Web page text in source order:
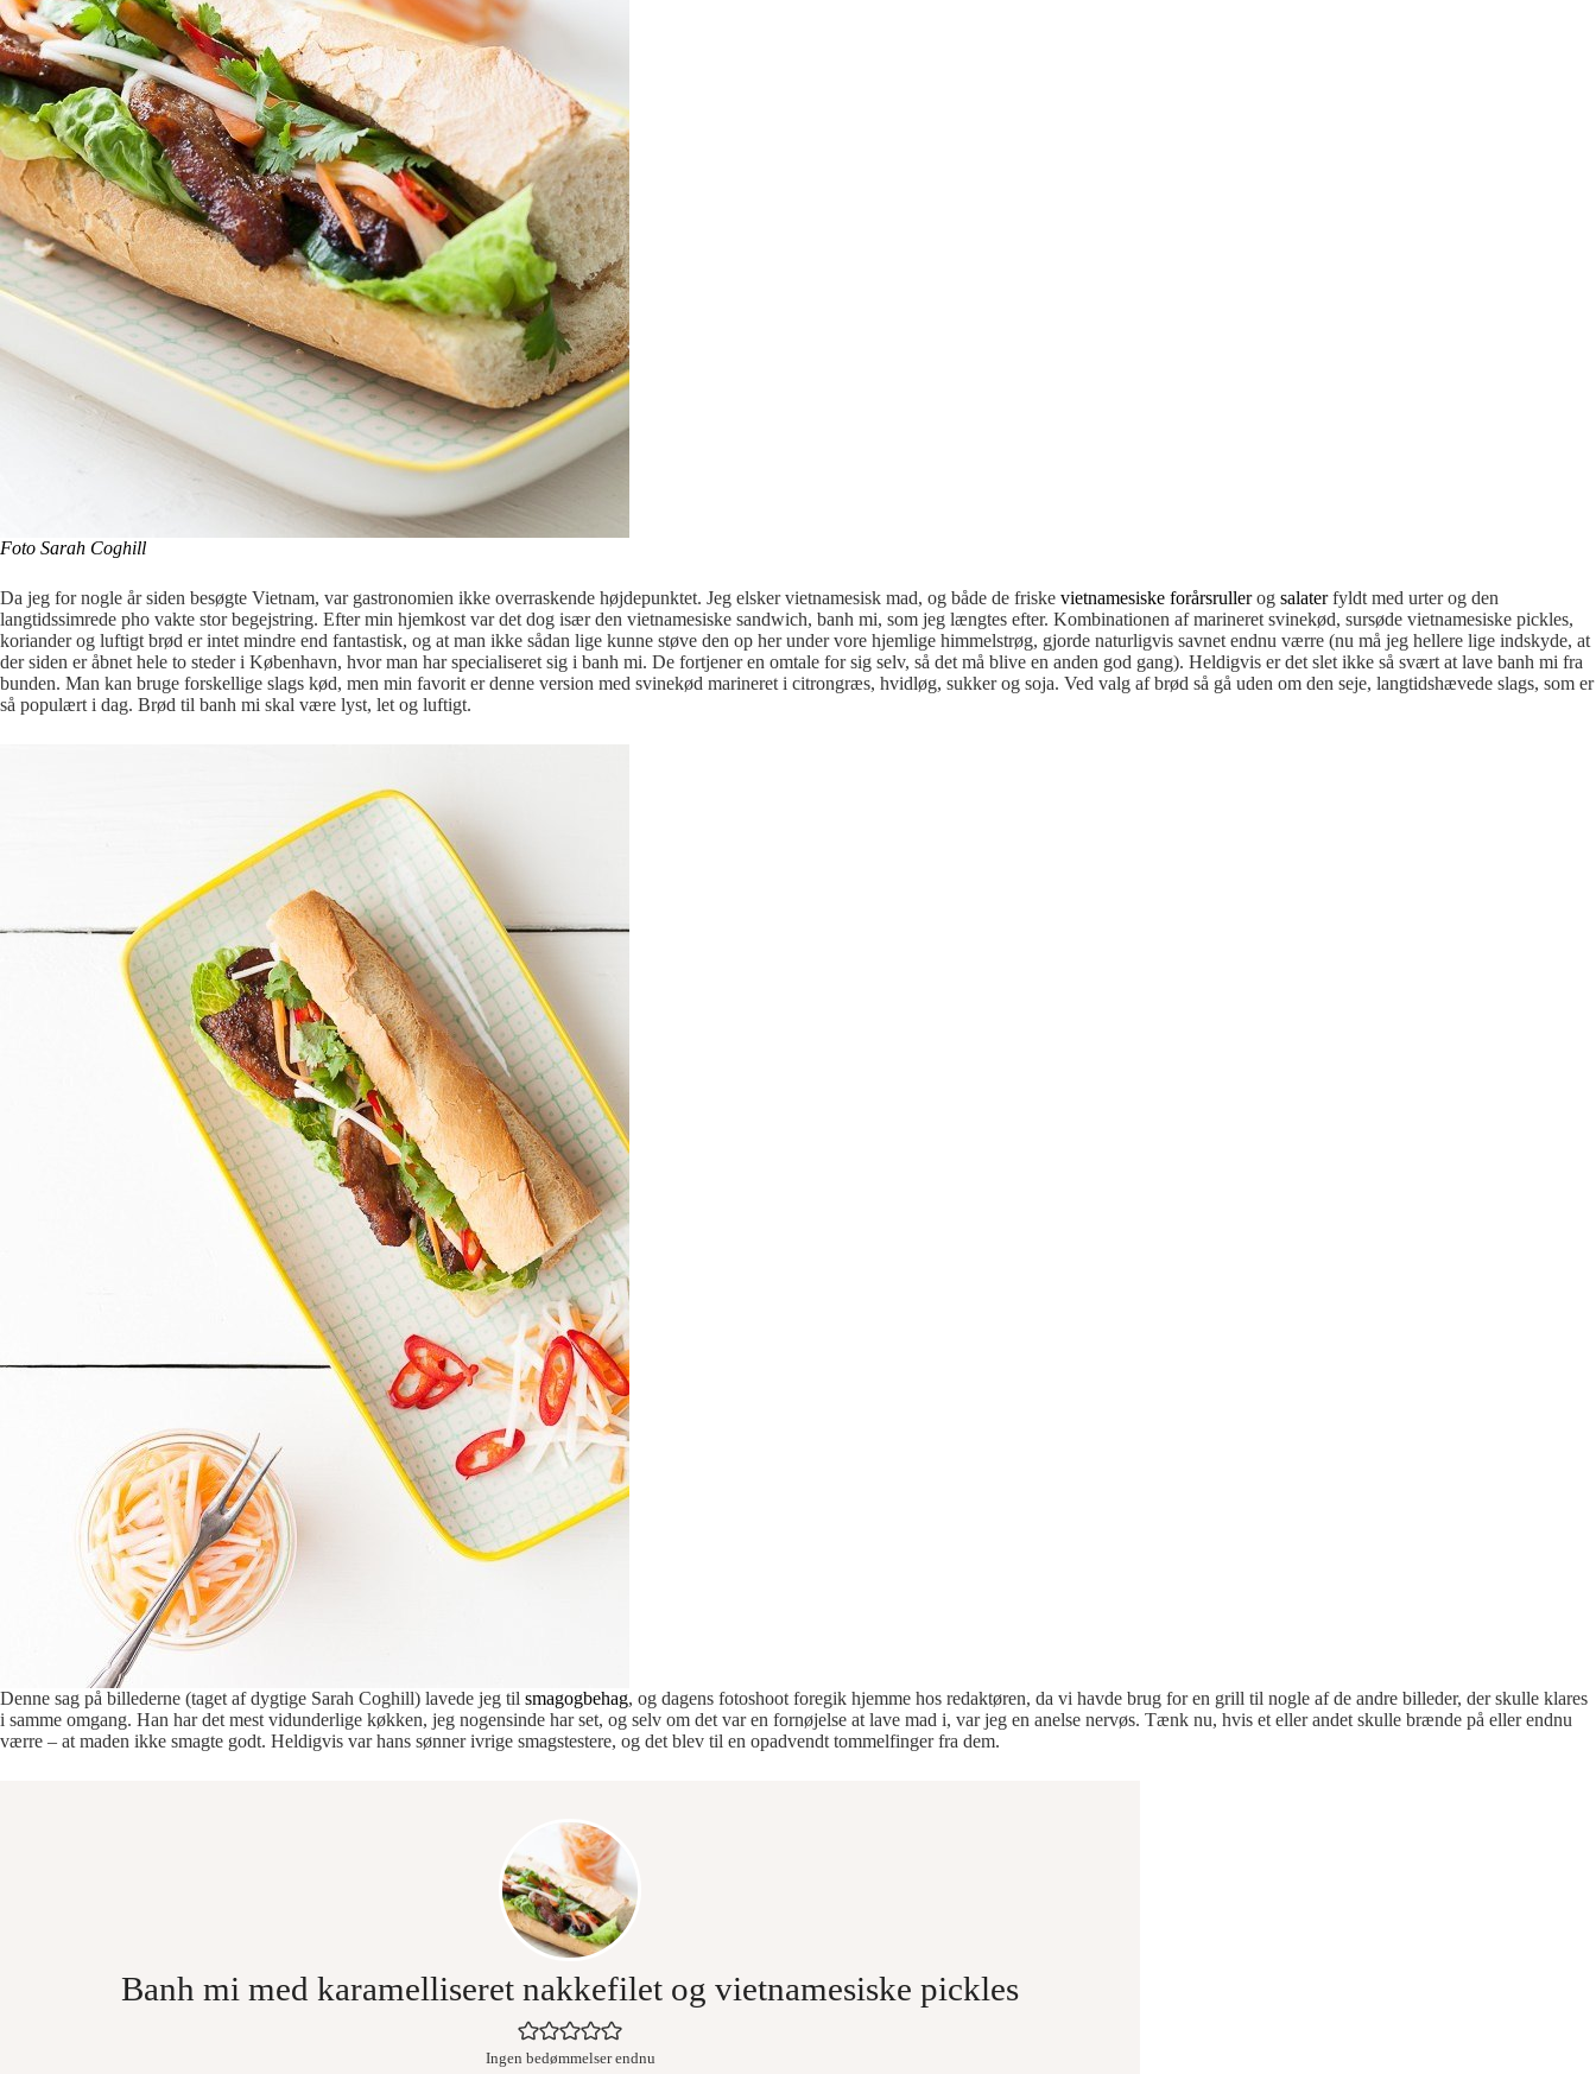
Foto Sarah Coghill
Da jeg for nogle år siden besøgte Vietnam, var gastronomien ikke overraskende højdepunktet. Jeg elsker vietnamesisk mad, og både de friske vietnamesiske forårsrullerog salaterfyldt med urter og den
langtidssimrede pho vakte stor begejstring. Efter min hjemkost var det dog især den vietnamesiske sandwich, banh mi, som jeg længtes efter. Kombinationen af marineret svinekød, sursøde vietnamesiske pickles,
koriander og luftigt brød er intet mindre end fantastisk, og at man ikke sådan lige kunne støve den op her under vore hjemlige himmelstrøg, gjorde naturligvis savnet endnu værre (nu må jeg hellere lige indskyde, at
der siden er åbnet hele to steder i København, hvor man har specialiseret sig i banh mi. De fortjener en omtale for sig selv, så det må blive en anden god gang). Heldigvis er det slet ikke så svært at lave banh mi fra
bunden. Man kan bruge forskellige slags kød, men min favorit er denne version med svinekød marineret i citrongræs, hvidløg, sukker og soja. Ved valg af brød så gå uden om den seje, langtidshævede slags, som er
så populært i dag. Brød til banh mi skal være lyst, let og luftigt.
Denne sag på billederne (taget af dygtige Sarah Coghill) lavede jeg til smagogbehag, og dagens fotoshoot foregik hjemme hos redaktøren, da vi havde brug for en grill til nogle af de andre billeder, der skulle klares
i samme omgang. Han har det mest vidunderlige køkken, jeg nogensinde har set, og selv om det var en fornøjelse at lave mad i, var jeg en anelse nervøs. Tænk nu, hvis et eller andet skulle brænde på eller endnu
værre – at maden ikke smagte godt. Heldigvis var hans sønner ivrige smagstestere, og det blev til en opadvendt tommelfinger fra dem.
Banh mi med karamelliseret nakkefilet og vietnamesiske pickles
Ingen bedømmelser endnu